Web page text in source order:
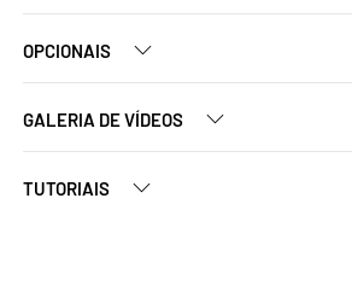
OPCIONAIS
GALERIA DE VÍDEOS
TUTORIAIS